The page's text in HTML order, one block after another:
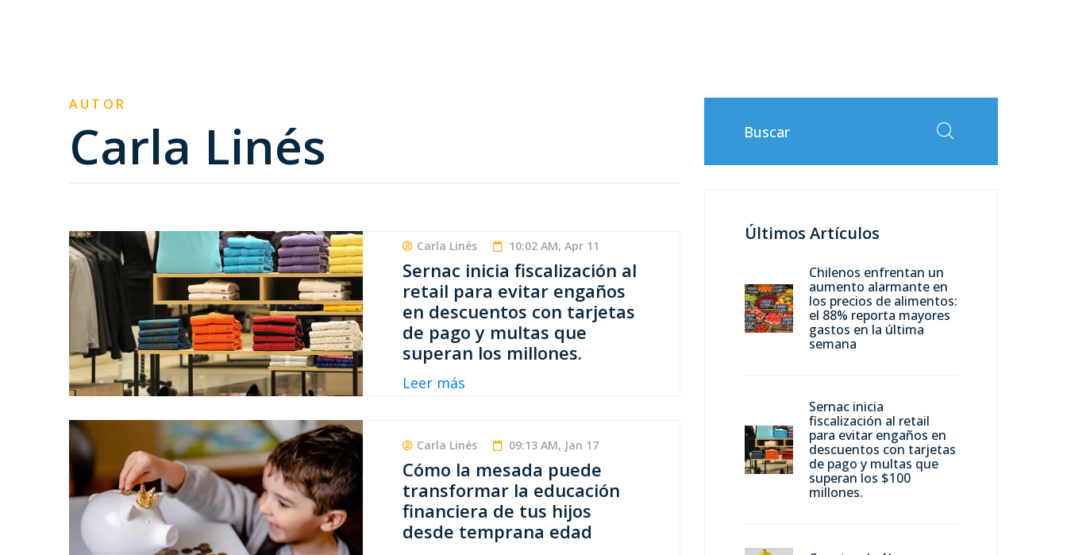
AUTOR
Carla Linés
Carla Linés 10:02 AM, Apr 11
Sernac inicia fiscalización al
retail para evitar engaños
en descuentos con tarjetas
de pago y multas que
superan los millones.
Leer más
Carla Linés 09:13 AM, Jan 17
Cómo la mesada puede
transformar la educación
financiera de tus hijos
desde temprana edad
Últimos Artículos
Chilenos enfrentan un
aumento alarmante en
los precios de alimentos:
el 88% reporta mayores
gastos en la última
semana
Sernac inicia
fiscalización al retail
para evitar engaños en
descuentos con tarjetas
de pago y multas que
superan los $100
millones.